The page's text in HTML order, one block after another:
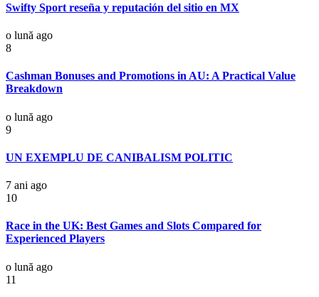
Swifty Sport reseña y reputación del sitio en MX
o lună ago
8
Cashman Bonuses and Promotions in AU: A Practical Value
Breakdown
o lună ago
9
UN EXEMPLU DE CANIBALISM POLITIC
7 ani ago
10
Race in the UK: Best Games and Slots Compared for
Experienced Players
o lună ago
11